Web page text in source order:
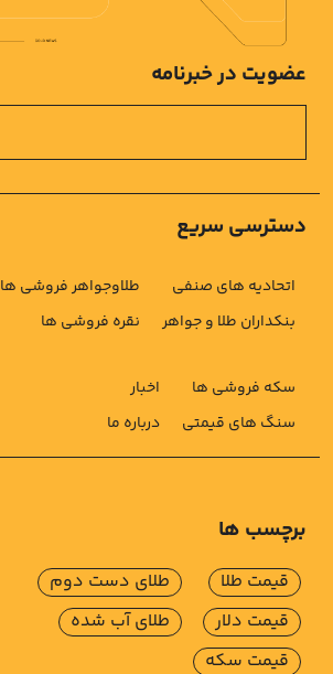
دسترسی سریع
اتحادیه های صنفی
بنکداران طلا و جواهر
طلاوجواهر فروشی ها
نقره فروشی ها
سکه فروشی ها
سنگ های قیمتی
اخبار
درباره ما
عضویت در خبرنامه
برچسب ها
قیمت طلا
قیمت دلار
قیمت سکه
طلای دست دوم
طلای آب شده